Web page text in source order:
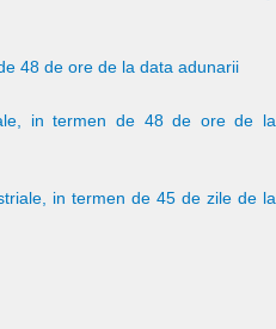
48 de ore de la data adunarii
in termen de 48 de ore de la
in termen de 45 de zile de la